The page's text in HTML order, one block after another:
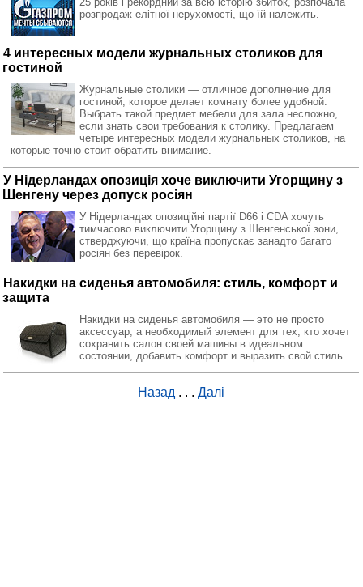
розпродаж елітної нерухомості, що їй належить.
4 интересных модели журнальных столиков для
гостиной
Журнальные столики — отличное дополнение для
гостиной, которое делает комнату более удобной.
Выбрать такой предмет мебели для зала несложно,
если знать свои требования к столику. Предлагаем
четыре интересных модели журнальных столиков, на
которые точно стоит обратить внимание.
У Нідерландах опозиція хоче виключити Угорщину з
Шенгену через допуск росіян
У Нідерландах опозиційні партії D66 і CDA хочуть
тимчасово виключити Угорщину з Шенгенської зони,
стверджуючи, що країна пропускає занадто багато
росіян без перевірок.
Накидки на сиденья автомобиля: стиль, комфорт и
защита
Накидки на сиденья автомобиля — это не просто
аксессуар, а необходимый элемент для тех, кто хочет
сохранить салон своей машины в идеальном
состоянии, добавить комфорт и выразить свой стиль.
Назад . . . Далі